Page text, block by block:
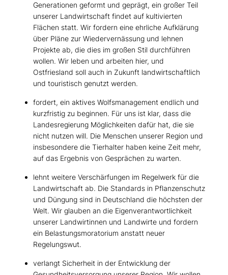
Generationen geformt und geprägt, ein großer Teil
unserer Landwirtschaft findet auf kultivierten
Flächen statt. Wir fordern eine ehrliche Aufklärung
über Pläne zur Wiedervernässung und lehnen
Projekte ab, die dies im großen Stil durchführen
wollen. Wir leben und arbeiten hier, und
Ostfriesland soll auch in Zukunft landwirtschaftlich
und touristisch genutzt werden.
fordert, ein aktives Wolfsmanagement endlich und
kurzfristig zu beginnen. Für uns ist klar, dass die
Landesregierung Möglichkeiten dafür hat, die sie
nicht nutzen will. Die Menschen unserer Region und
insbesondere die Tierhalter haben keine Zeit mehr,
auf das Ergebnis von Gesprächen zu warten.
lehnt weitere Verschärfungen im Regelwerk für die
Landwirtschaft ab. Die Standards in Pflanzenschutz
und Düngung sind in Deutschland die höchsten der
Welt. Wir glauben an die Eigenverantwortlichkeit
unserer Landwirtinnen und Landwirte und fordern
ein Belastungsmoratorium anstatt neuer
Regelungswut.
verlangt Sicherheit in der Entwicklung der